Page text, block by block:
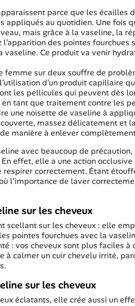
parce que les écailles
appliqués au quotidien. Une fois
mais grâce à la vaseline, la
des pointes fourchues
Ce produit va venir
femme sur deux souffre de
d’un produit capillaire
les pellicules qui peuvent dès
en tant que traitement contre les
une noisette de vaseline à
massez délicatement et
manière à enlever
avec beaucoup de
effet, elle a une action
correctement. Étant
l’importance de laver
sur les cheveux
scellant sur les cheveux : elle
pointes fourchues avec la
: vos cheveux sont plus faciles
à calmer un cuir chevelu irrité,
sur les cheveux
éclatants, elle crée aussi un